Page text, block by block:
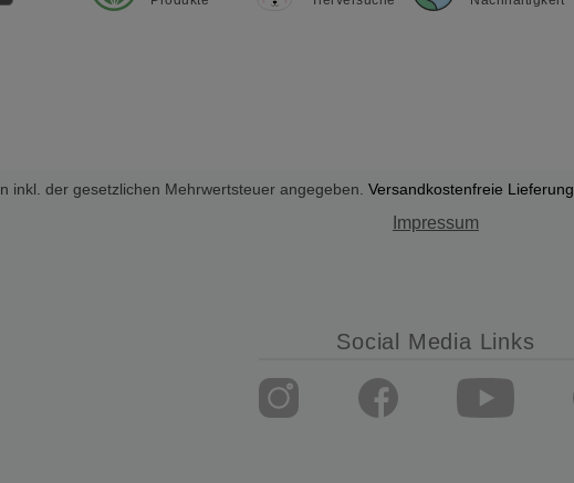
inkl. der gesetzlichen Mehrwertsteuer angegeben. Versandkostenfreie Lieferung
Impressum
Social Media Links